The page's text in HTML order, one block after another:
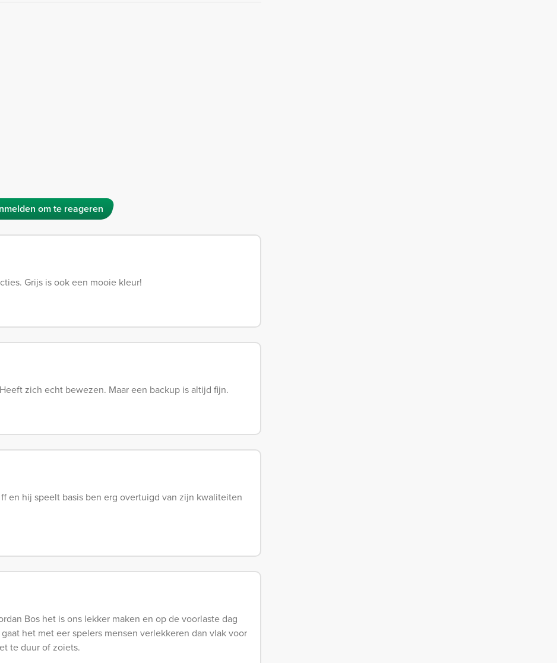
om te reageren
Grijs is ook een mooie kleur!
zich echt bewezen. Maar een backup is altijd fijn.
en hij speelt basis ben erg overtuigd van zijn kwaliteiten
Bos het is ons lekker maken en op de voorlaste dag
het met eer spelers mensen verlekkeren dan vlak voor
te duur of zoiets.